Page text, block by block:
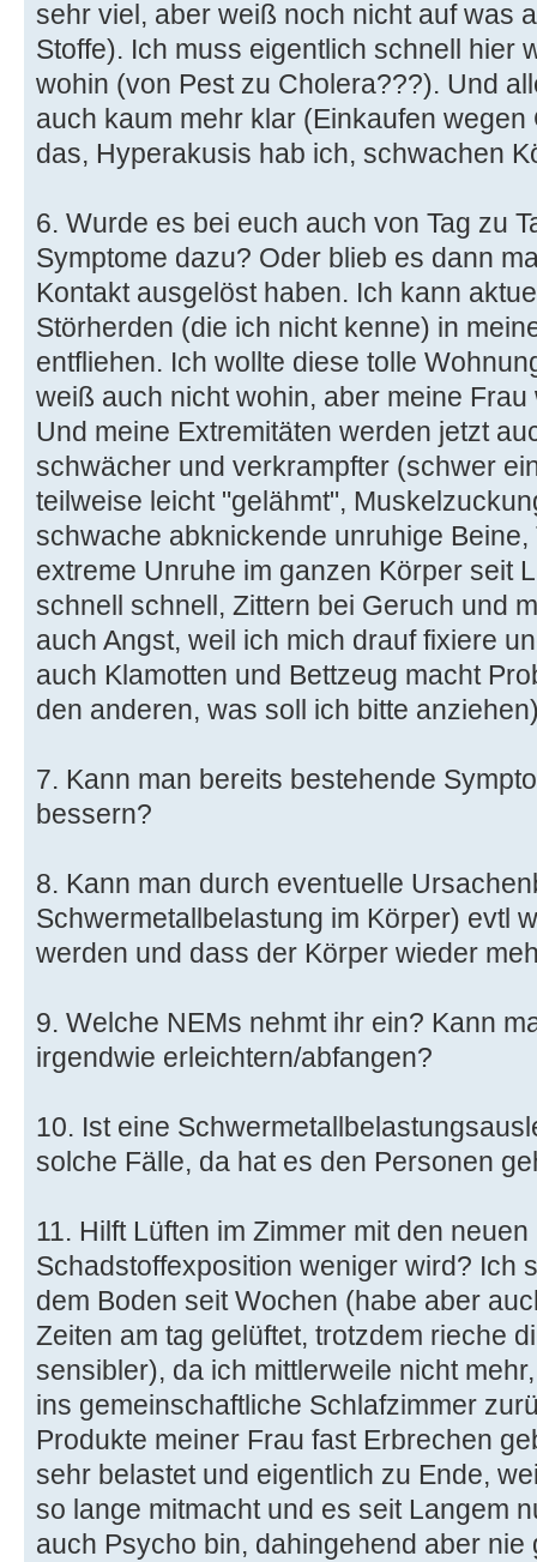
sehr viel, aber weiß noch nicht auf was
Stoffe). Ich muss eigentlich schnell hier
wohin (von Pest zu Cholera???). Und
auch kaum mehr klar (Einkaufen
das, Hyperakusis hab ich, schwachen
6. Wurde es bei euch auch von Tag zu
Symptome dazu? Oder blieb es dann
Kontakt ausgelöst haben. Ich kann
Störherden (die ich nicht kenne) in
entfliehen. Ich wollte diese tolle
weiß auch nicht wohin, aber meine
Und meine Extremitäten werden jetzt
schwächer und verkrampfter (schwer
teilweise leicht "gelähmt",
schwache abknickende unruhige Beine,
extreme Unruhe im ganzen Körper seit
schnell schnell, Zittern bei Geruch und
auch Angst, weil ich mich drauf fixiere
auch Klamotten und Bettzeug macht
den anderen, was soll ich bitte
7. Kann man bereits bestehende
bessern?
8. Kann man durch eventuelle
Schwermetallbelastung im Körper) evtl
werden und dass der Körper wieder
9. Welche NEMs nehmt ihr ein? Kann
irgendwie erleichtern/abfangen?
10. Ist eine
solche Fälle, da hat es den Personen
11. Hilft Lüften im Zimmer mit den
Schadstoffexposition weniger wird? Ich
dem Boden seit Wochen (habe aber
Zeiten am tag gelüftet, trotzdem rieche
sensibler), da ich mittlerweile nicht
ins gemeinschaftliche Schlafzimmer
Produkte meiner Frau fast Erbrechen
sehr belastet und eigentlich zu Ende,
so lange mitmacht und es seit Langem
auch Psycho bin, dahingehend aber